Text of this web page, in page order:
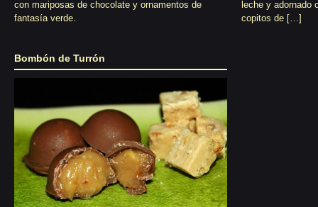
con mariposas de chocolate y ornamentos de
fantasía verde.
leche y adornado
copitos de […]
Bombón de Turrón